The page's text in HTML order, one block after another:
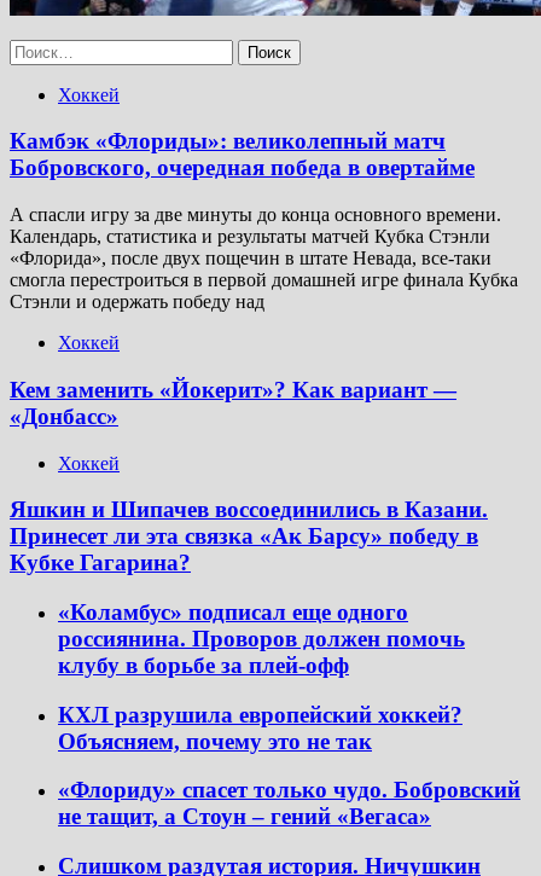
Найти:
Хоккей
Камбэк «Флориды»: великолепный матч
Бобровского, очередная победа в овертайме
А спасли игру за две минуты до конца основного времени.
Календарь, статистика и результаты матчей Кубка Стэнли
«Флорида», после двух пощечин в штате Невада, все-таки
смогла перестроиться в первой домашней игре финала Кубка
Стэнли и одержать победу над
Хоккей
Кем заменить «Йокерит»? Как вариант —
«Донбасс»
Хоккей
Яшкин и Шипачев воссоединились в Казани.
Принесет ли эта связка «Ак Барсу» победу в
Кубке Гагарина?
«Коламбус» подписал еще одного
россиянина. Проворов должен помочь
клубу в борьбе за плей-офф
КХЛ разрушила европейский хоккей?
Объясняем, почему это не так
«Флориду» спасет только чудо. Бобровский
не тащит, а Стоун – гений «Вегаса»
Слишком раздутая история. Ничушкин